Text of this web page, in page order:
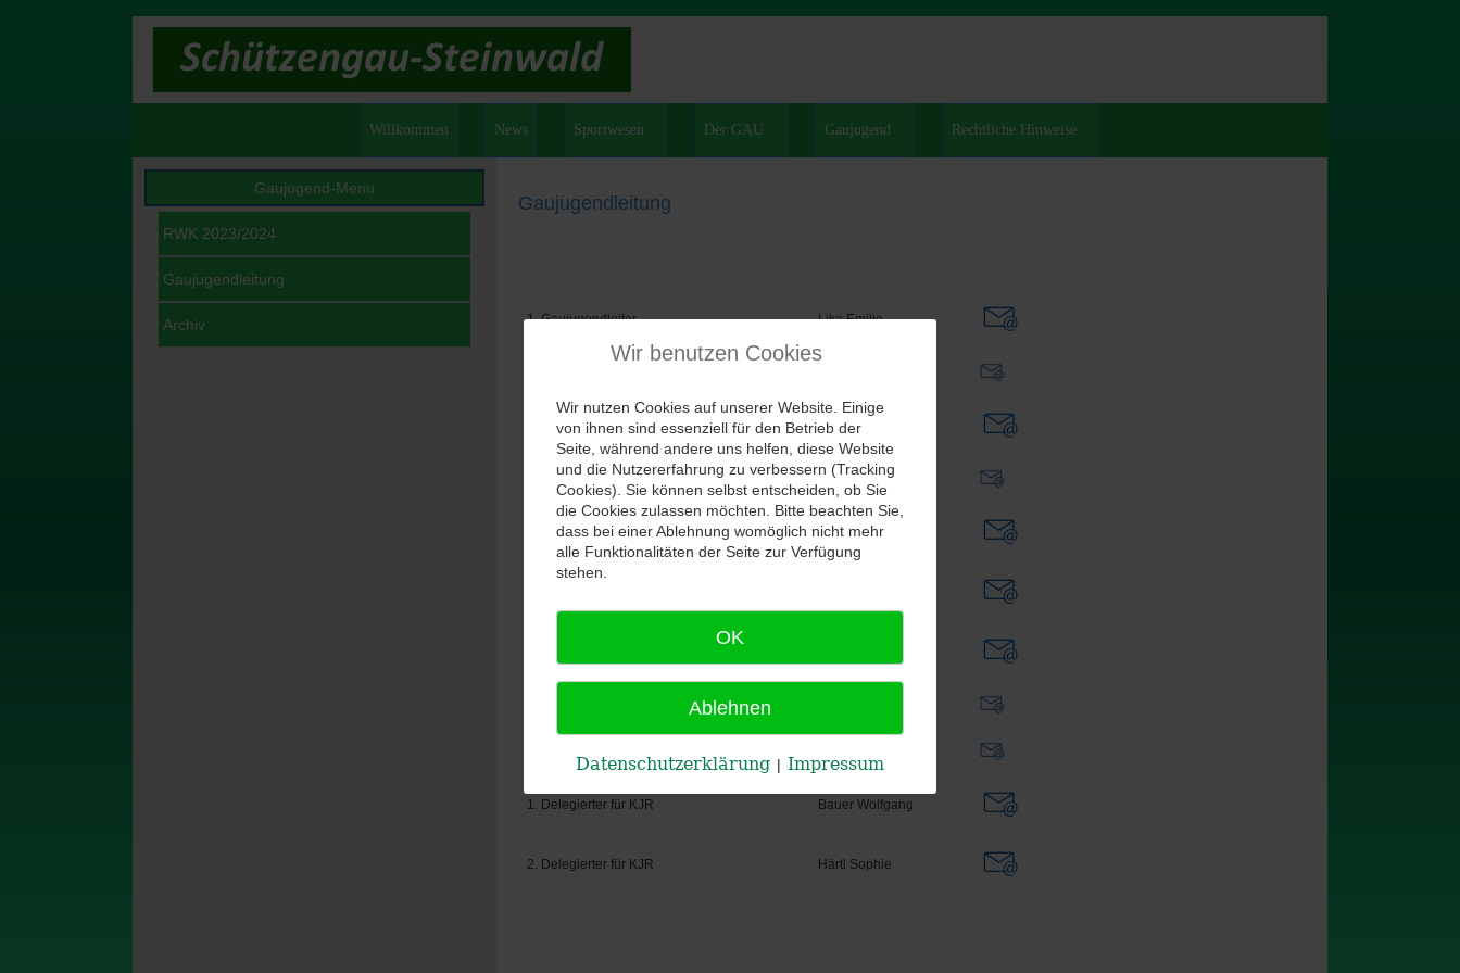
Willkommen News Sportwesen Der GAU Gaujugend Rechtliche Hinweise
Gaujugend-Menu
RWK 2023/2024
Gaujugendleitung
Archiv
Gaujugendleitung
1. Gaujugendleiter Lika Emilio
3. Gaujugendleiter Bauer Wolfgang
Gaujugendkassier Felix Völkl
Gaujugendschriftführerin Franziska Denz
1. Delegierte für OSB Jugendtag
1. Delegierter für KJR Bauer Wolfgang
2. Delegierter für KJR Härtl Sophie
Wir benutzen Cookies
Wir nutzen Cookies auf unserer Website. Einige
von ihnen sind essenziell für den Betrieb der
Seite, während andere uns helfen, diese Website
und die Nutzererfahrung zu verbessern (Tracking
Cookies). Sie können selbst entscheiden, ob Sie
die Cookies zulassen möchten. Bitte beachten Sie,
dass bei einer Ablehnung womöglich nicht mehr
alle Funktionalitäten der Seite zur Verfügung
stehen.
OK
Ablehnen
Datenschutzerklärung | Impressum